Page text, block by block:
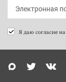
Я даю согласие на